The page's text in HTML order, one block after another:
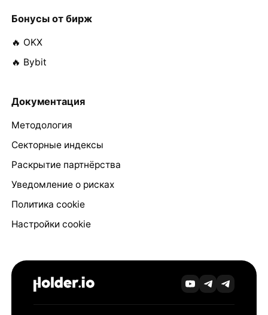
Бонусы от бирж
🔥 OKX
🔥 Bybit
Документация
Методология
Секторные индексы
Раскрытие партнёрства
Уведомление о рисках
Политика cookie
Настройки cookie